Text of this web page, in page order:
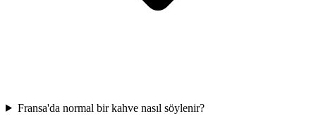
Fransa'da normal bir kahve nasıl söylenir?